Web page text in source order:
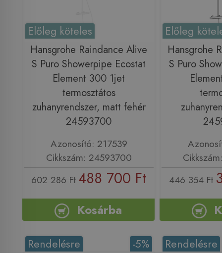
Előleg köteles
Hansgrohe Raindance Alive
S Puro Showerpipe Ecostat
Element 300 1jet
termosztátos
zuhanyrendszer, matt fehér
24593700
Azonosító: 217539
Cikkszám: 24593700
602 286 Ft488 700 Ft
Kosárba
Előleg
Hansgrohe
S Puro
446 354 Ft
-5%
Rendelésre Rendelésre